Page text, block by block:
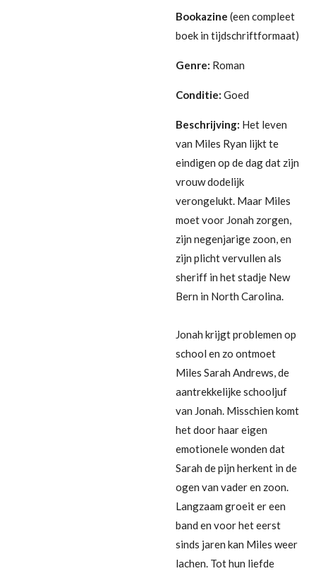
Bookazine (een compleet
boek in tijdschriftformaat)
Genre: Roman
Conditie: Goed
Beschrijving: Het leven
van Miles Ryan lijkt te
eindigen op de dag dat zijn
vrouw dodelijk
verongelukt. Maar Miles
moet voor Jonah zorgen,
zijn negenjarige zoon, en
zijn plicht vervullen als
sheriff in het stadje New
Bern in North Carolina.
Jonah krijgt problemen op
school en zo ontmoet
Miles Sarah Andrews, de
aantrekkelijke schooljuf
van Jonah. Misschien komt
het door haar eigen
emotionele wonden dat
Sarah de pijn herkent in de
ogen van vader en zoon.
Langzaam groeit er een
band en voor het eerst
sinds jaren kan Miles weer
lachen. Tot hun liefde